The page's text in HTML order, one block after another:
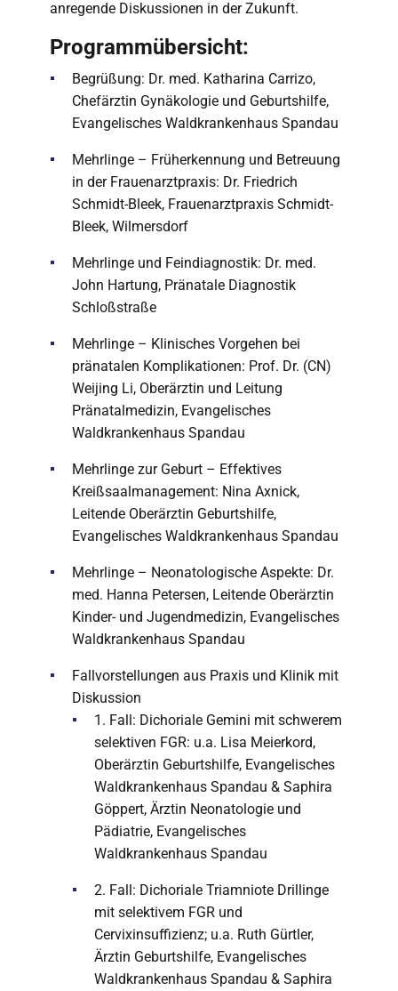
anregende Diskussionen in der Zukunft.
Programmübersicht:
Begrüßung: Dr. med. Katharina Carrizo,
Chefärztin Gynäkologie und Geburtshilfe,
Evangelisches Waldkrankenhaus Spandau
Mehrlinge – Früherkennung und Betreuung
in der Frauenarztpraxis: Dr. Friedrich
Schmidt-Bleek, Frauenarztpraxis Schmidt-
Bleek, Wilmersdorf
Mehrlinge und Feindiagnostik: Dr. med.
John Hartung, Pränatale Diagnostik
Schloßstraße
Mehrlinge – Klinisches Vorgehen bei
pränatalen Komplikationen: Prof. Dr. (CN)
Weijing Li, Oberärztin und Leitung
Pränatalmedizin, Evangelisches
Waldkrankenhaus Spandau
Mehrlinge zur Geburt – Effektives
Kreißsaalmanagement: Nina Axnick,
Leitende Oberärztin Geburtshilfe,
Evangelisches Waldkrankenhaus Spandau
Mehrlinge – Neonatologische Aspekte: Dr.
med. Hanna Petersen, Leitende Oberärztin
Kinder- und Jugendmedizin, Evangelisches
Waldkrankenhaus Spandau
Fallvorstellungen aus Praxis und Klinik mit
Diskussion
1. Fall: Dichoriale Gemini mit schwerem
selektiven FGR: u.a. Lisa Meierkord,
Oberärztin Geburtshilfe, Evangelisches
Waldkrankenhaus Spandau & Saphira
Göppert, Ärztin Neonatologie und
Pädiatrie, Evangelisches
Waldkrankenhaus Spandau
2. Fall: Dichoriale Triamniote Drillinge
mit selektivem FGR und
Cervixinsuffizienz; u.a. Ruth Gürtler,
Ärztin Geburtshilfe, Evangelisches
Waldkrankenhaus Spandau & Saphira